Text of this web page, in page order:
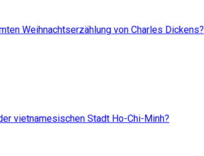
Weihnachtserzählung von Charles Dickens?
vietnamesischen Stadt Ho-Chi-Minh?